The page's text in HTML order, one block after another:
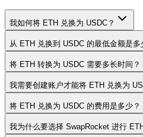
我如何将 ETH 兑换为 USDC？
从 ETH 兑换到 USDC 的最低金额是多
将 ETH 转换为 USDC 需要多长时间？
我需要创建账户才能将 ETH 兑换为
将 ETH 兑换为 USDC 的费用是多少？
我为什么要选择 SwapRocket 进行